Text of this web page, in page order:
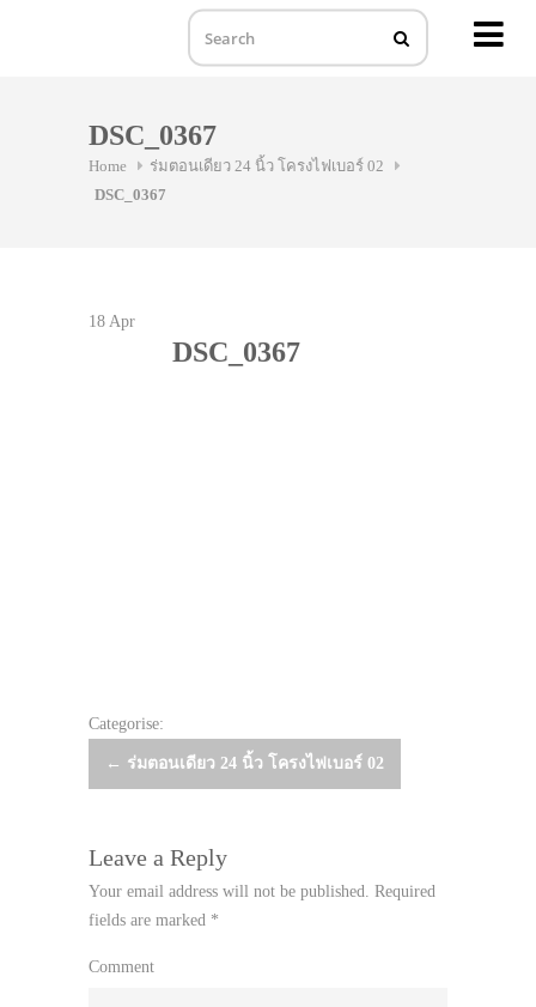
DSC_0367
Home
ร่มตอนเดียว 24 นิ้ว โครงไฟเบอร์ 02
DSC_0367
18 Apr
DSC_0367
Categorise:
Post
← ร่มตอนเดียว 24 นิ้ว โครงไฟเบอร์ 02
Leave a Reply
Your email address will not be published. Required
fields are marked *
Comment